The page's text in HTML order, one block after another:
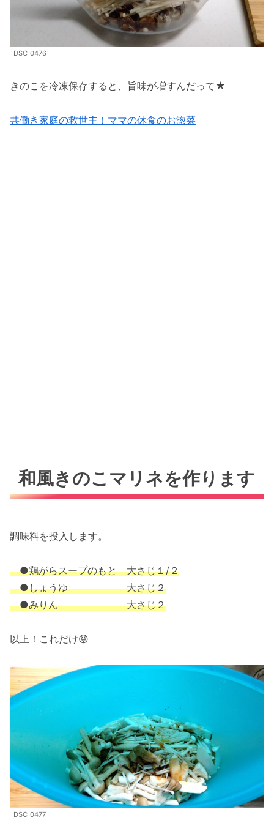
DSC_0476
きのこを冷凍保存すると、旨味が増すんだって★
共働き家庭の救世主！ママの休食のお惣菜
和風きのこマリネを作ります
調味料を投入します。
●鶏がらスープのもと 大さじ１/２
●しょうゆ 大さじ２
●みりん 大さじ２
以上！これだけ😝
DSC_0477